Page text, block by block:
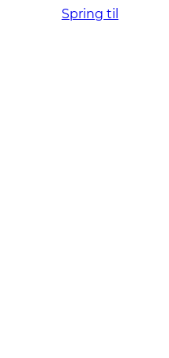
Spring til